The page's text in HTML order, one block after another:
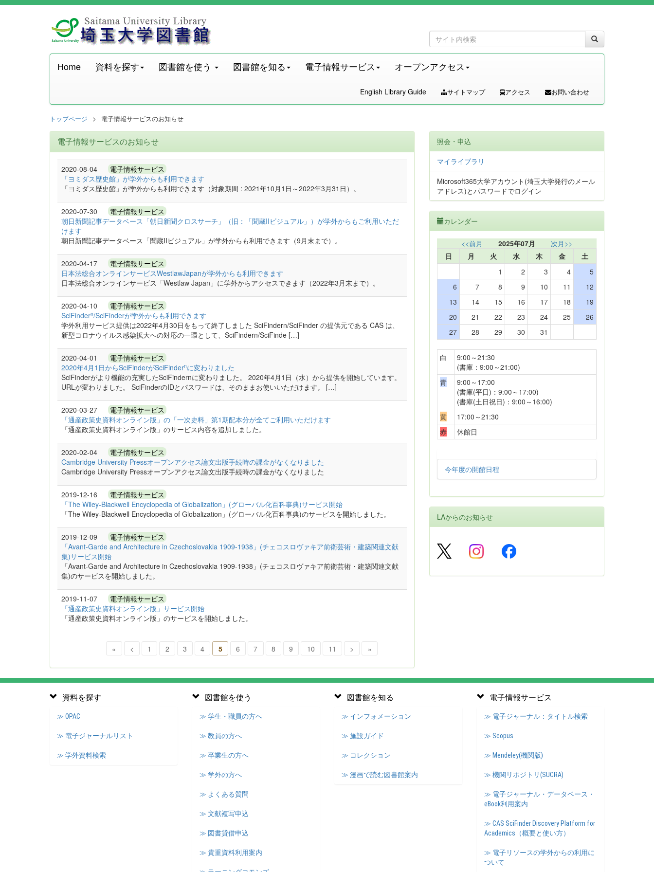
Home 資料を探す 図書館を使う 図書館を知る 電子情報サービス オープンアクセス
English Library Guide サイトマップ アクセス お問い合わせ
トップページ 電子情報サービスのお知らせ
電子情報サービスのお知らせ
2020-08-04 電子情報サービス
「ヨミダス歴史館」が学外からも利用できます
「ヨミダス歴史館」が学外からも利用できます（対象期間 : 2021年10月1日～2022年3月31日）。
2020-07-30 電子情報サービス
朝日新聞記事データベース「朝日新聞クロスサーチ」（旧：「聞蔵IIビジュアル」）が学外からもご利用いただ
けます
朝日新聞記事データベース「聞蔵IIビジュアル」が学外からも利用できます（9月末まで）。
2020-04-17 電子情報サービス
日本法総合オンラインサービスWestlawJapanが学外からも利用できます
日本法総合オンラインサービス「Westlaw Japan」に学外からアクセスできます（2022年3月末まで）。
2020-04-10 電子情報サービス
SciFindern/SciFinderが学外からも利用できます
学外利用サービス提供は2022年4月30日をもって終了しました SciFindern/SciFinder の提供元である CAS は、
新型コロナウイルス感染拡大への対応の一環として、SciFindern/SciFinde […]
2020-04-01 電子情報サービス
2020年4月1日からSciFinderがSciFindernに変わりました
SciFinderがより機能の充実したSciFindernに変わりました。 2020年4月1日（水）から提供を開始しています。
URLが変わりました。 SciFinderのIDとパスワードは、そのままお使いいただけます。 […]
2020-03-27 電子情報サービス
「通産政策史資料オンライン版」の「一次史料」第1期配本分が全てご利用いただけます
「通産政策史資料オンライン版」のサービス内容を追加しました。
2020-02-04 電子情報サービス
Cambridge University Pressオープンアクセス論文出版手続時の課金がなくなりました
Cambridge University Pressオープンアクセス論文出版手続時の課金がなくなりました
2019-12-16 電子情報サービス
「The Wiley-Blackwell Encyclopedia of Globalization」(グローバル化百科事典)サービス開始
「The Wiley-Blackwell Encyclopedia of Globalization」(グローバル化百科事典)のサービスを開始しました。
2019-12-09 電子情報サービス
「Avant-Garde and Architecture in Czechoslovakia 1909-1938」(チェコスロヴァキア前衛芸術・建築関連文献
集)サービス開始
「Avant-Garde and Architecture in Czechoslovakia 1909-1938」(チェコスロヴァキア前衛芸術・建築関連文献
集)のサービスを開始しました。
2019-11-07 電子情報サービス
「通産政策史資料オンライン版」サービス開始
「通産政策史資料オンライン版」のサービスを開始しました。
« < 1 2 3 4 5 6 7 8 9 10 11 > »
照会・申込
マイライブラリ
Microsoft365大学アカウント(埼玉大学発行のメール
アドレス)とパスワードでログイン
カレンダー
<<前月 2025年07月
次月>>
日
月 火 水 木 金
土
1
2 3 4
5
6
7 8 9 10 11
12
13
14 15 16 17 18
19
20
21 22 23 24 25
26
27
28 29 30 31
白
9:00～21:30
(書庫：9:00～21:00)
青
9:00～17:00
(書庫(平日)：9:00～17:00)
(書庫(土日祝日)：9:00～16:00)
黄
17:00～21:30
赤
休館日
今年度の開館日程
LAからのお知らせ
資料を探す
≫ OPAC
≫ 電子ジャーナルリスト
≫ 学外資料検索
図書館を使う
≫ 学生・職員の方へ
≫ 教員の方へ
≫ 卒業生の方へ
≫ 学外の方へ
≫ よくある質問
≫ 文献複写申込
≫ 図書貸借申込
≫ 貴重資料利用案内
図書館を知る
≫ インフォメーション
≫ 施設ガイド
≫ コレクション
≫ 漫画で読む図書館案内
電子情報サービス
≫ 電子ジャーナル：タイトル検索
≫ Scopus
≫ Mendeley(機関版)
≫ 機関リポジトリ(SUCRA)
≫ 電子ジャーナル・データベース・
eBook利用案内
≫ CAS SciFinder Discovery Platform for
Academics（概要と使い方）
≫ 電子リソースの学外からの利用に
ついて